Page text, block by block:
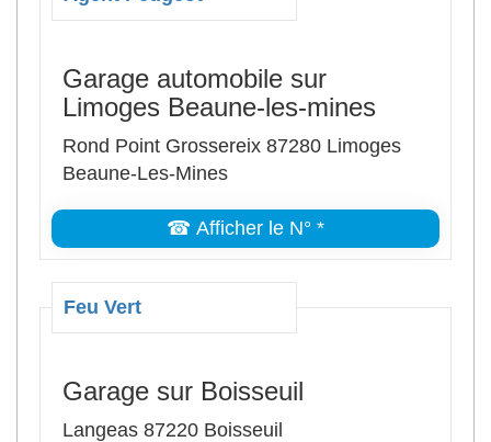
Garage automobile sur
Limoges Beaune-les-mines
Rond Point Grossereix 87280 Limoges
Beaune-Les-Mines
☎ Afficher le N° *
Feu Vert
Garage sur Boisseuil
Langeas 87220 Boisseuil